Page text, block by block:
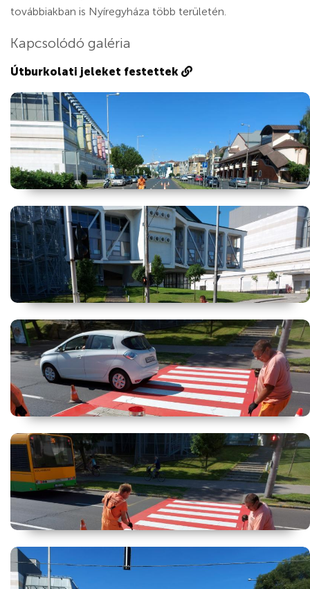
továbbiakban is Nyíregyháza több területén.
Kapcsolódó galéria
Útburkolati jeleket festettek